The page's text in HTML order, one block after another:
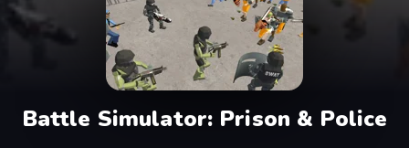
Battle Simulator: Prison & Police